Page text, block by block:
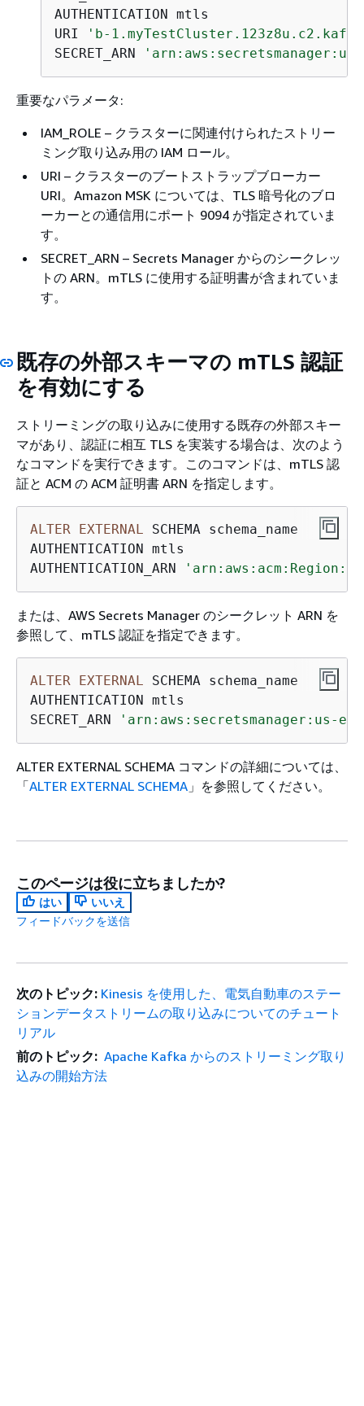
AUTHENTICATION mtls
URI
'b-
SECRET_ARN
重要なパラメータ:
IAM_ROLE – クラスターに関連付けられたストリー
ミング取り込み用の IAM ロール。
URI – クラスターのブートストラップブローカー
URI。Amazon MSK については、TLS 暗号化のブロ
ーカーとの通信用にポート 9094 が指定されていま
す。
SECRET_ARN – Secrets Manager からのシークレッ
トの ARN。mTLS に使用する証明書が含まれていま
す。
既存の外部スキーマの mTLS 認証
を有効にする
ストリーミングの取り込みに使用する既存の外部スキー
マがあり、認証に相互 TLS を実装する場合は、次のよう
なコマンドを実行できます。このコマンドは、mTLS 認
証と ACM の ACM 証明書 ARN を指定します。
ALTER EXTERNAL SCHEMA schema_name
AUTHENTICATION mtls
AUTHENTICATION_ARN
または、AWS Secrets Manager のシークレット ARN を
参照して、mTLS 認証を指定できます。
ALTER EXTERNAL SCHEMA schema_name
AUTHENTICATION mtls
SECRET_ARN
'arn:aws:secretsmanager:us-
ALTER EXTERNAL SCHEMA コマンドの詳細については、
「ALTER EXTERNAL SCHEMA 」を参照してください。
このページは役に立ちましたか?
はい
いいえ
フィードバックを送信
次のトピック: Kinesis を使用した、電気自動車のステー
ションデータストリームの取り込みについてのチュート
リアル
前のトピック: Apache Kafka からのストリーミング取り
込みの開始方法